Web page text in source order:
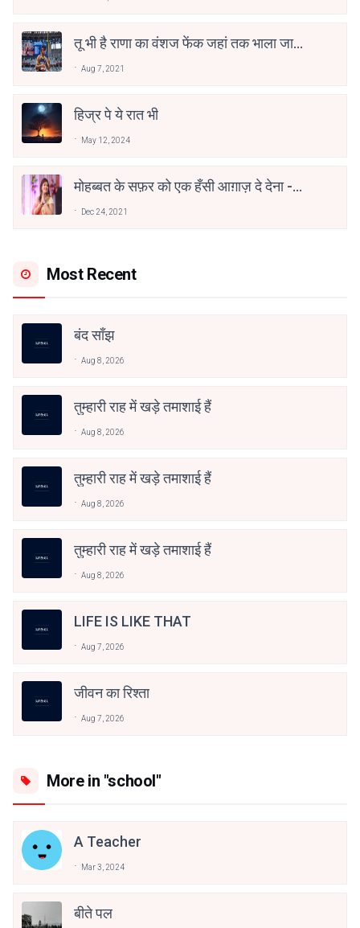
तू भी है राणा का वंशज फेंक जहां तक भाला जाए:
Aug 7, 2021
हिज्र पे ये रात भी
May 12, 2024
मोहब्बत के सफ़र को एक हँसी आग़ाज़ दे देना -
Dec 24, 2021
Most Recent
बंद साँझ
Aug 8, 2026
तुम्हारी राह में खड़े तमाशाई हैं
Aug 8, 2026
तुम्हारी राह में खड़े तमाशाई हैं
Aug 8, 2026
तुम्हारी राह में खड़े तमाशाई हैं
Aug 8, 2026
LIFE IS LIKE THAT
Aug 7, 2026
जीवन का रिश्ता
Aug 7, 2026
More in "school"
A Teacher
Mar 3, 2024
बीते पल